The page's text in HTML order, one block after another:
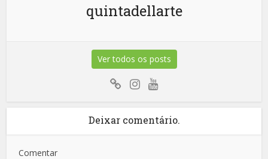
quintadellarte
Ver todos os posts
Deixar comentário.
Comentar